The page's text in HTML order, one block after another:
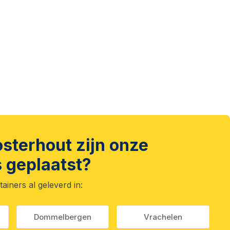
zijn onze
geplaatst?
al geleverd in:
Dommelbergen Vrachelen